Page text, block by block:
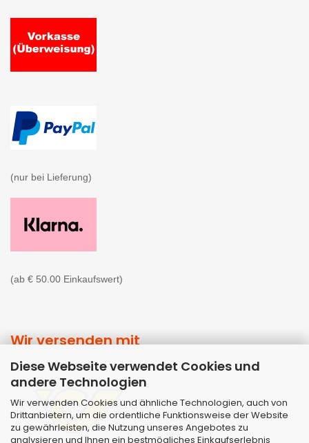
Diese Webseite verwendet Cookies und
andere Technologien
Wir verwenden Cookies und ähnliche Technologien, auch von
Drittanbietern, um die ordentliche Funktionsweise der Website
zu gewährleisten, die Nutzung unseres Angebotes zu
analysieren und Ihnen ein bestmögliches Einkaufserlebnis
(nur bei Lieferung)
(ab € 50.00 Einkaufswert)
Wir versenden mit